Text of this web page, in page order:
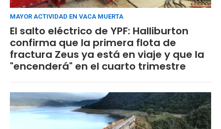
MAYOR ACTIVIDAD EN VACA MUERTA
El salto eléctrico de YPF: Halliburton
confirma que la primera flota de
fractura Zeus ya está en viaje y que la
"encenderá" en el cuarto trimestre